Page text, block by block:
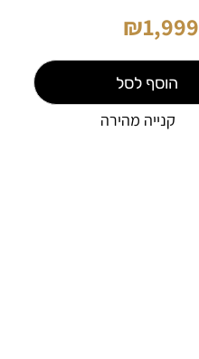
₪1,999
הוסף לסל
קנייה מהירה